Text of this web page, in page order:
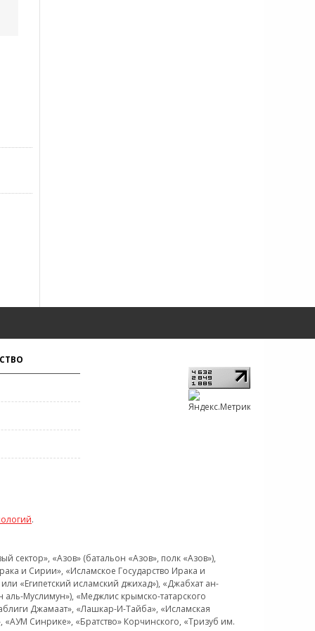
.
«Азов» (батальон «Азов», полк «Азов»),
и Сирии», «Исламское Государство Ирака и
«Египетский исламский джихад»), «Джабхат ан-
Муслимун»), «Меджлис крымско-татарского
Джамаат», «Лашкар-И-Тайба», «Исламская
Синрике», «Братство» Корчинского, «Тризуб им.